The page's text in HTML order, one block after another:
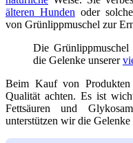
älteren Hunden oder
von Grünlippmuschel zur
Die
die Gelenke unserer
Beim Kauf von
Qualität achten. Es ist
Fettsäuren und
unterstützen wir die Gelenke